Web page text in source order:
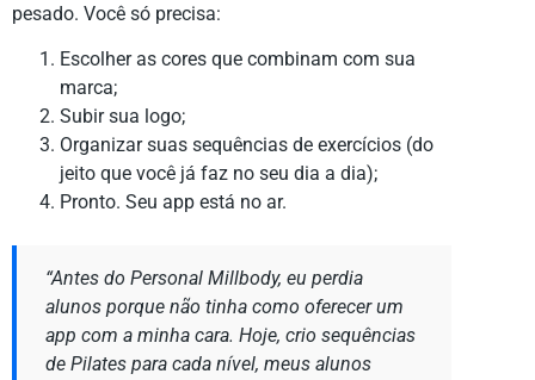
pesado. Você só precisa:
Escolher as cores que combinam com sua
marca;
Subir sua logo;
Organizar suas sequências de exercícios (do
jeito que você já faz no seu dia a dia);
Pronto. Seu app está no ar.
“Antes do Personal Millbody, eu perdia
alunos porque não tinha como oferecer um
app com a minha cara. Hoje, crio sequências
de Pilates para cada nível, meus alunos